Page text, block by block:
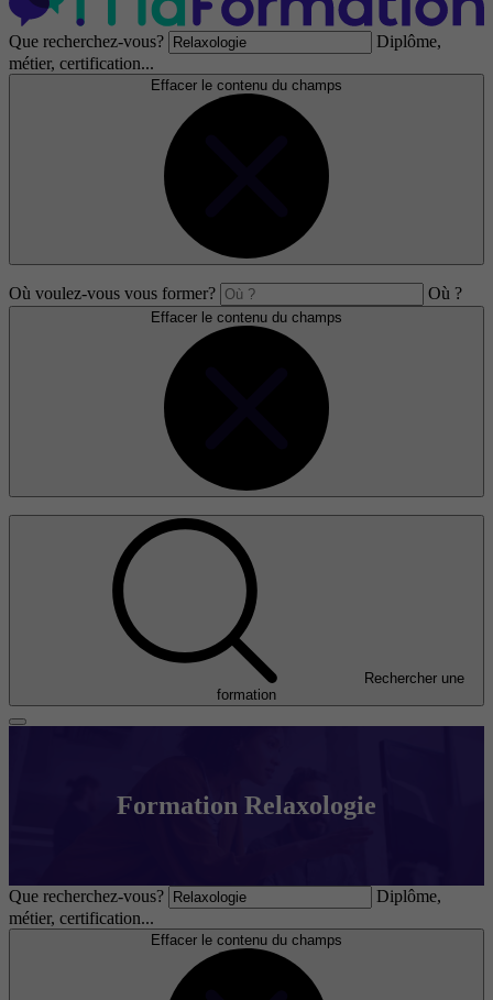
Que recherchez-vous?
Diplôme,
métier, certification...
Effacer le contenu du champs
Où voulez-vous vous former? Où ?
Effacer le contenu du champs
Rechercher une
formation
Formation Relaxologie
Que recherchez-vous?
Diplôme,
métier, certification...
Effacer le contenu du champs